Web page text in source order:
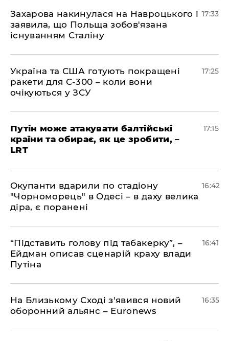
​Захарова накинулася на Навроцького і
заявила, що Польща зобов'язана
існуванням Сталіну
17:33
​Україна та США готують покращені
ракети для С-300 – коли вони
очікуються у ЗСУ
17:25
​Путін може атакувати балтійські
країни та обирає, як це зробити, –
LRT
17:15
​Окупанти вдарили по стадіону
"Чорноморець" в Одесі – в даху велика
діра, є поранені
16:42
​“Підставить голову під табакерку”, –
Ейдман описав сценарій краху влади
Путіна
16:41
На Близькому Сході з'явився новий
оборонний альянс – Euronews
16:35